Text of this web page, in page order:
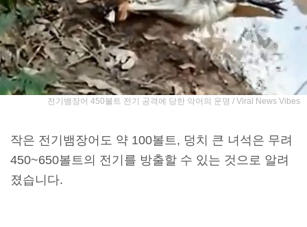
전기뱀장어 450볼트 전기 공격에 당한 악어의 운명 / Viral News Vibes
작은 전기뱀장어도 약 100볼트, 덩치 큰 녀석은 무려
450~650볼트의 전기를 방출할 수 있는 것으로 알려
졌습니다.